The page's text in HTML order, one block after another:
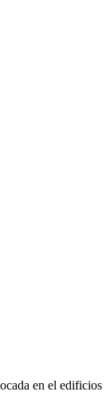
en el edificios